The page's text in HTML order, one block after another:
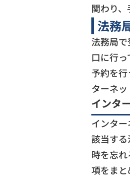
関わり、
法務
法務局
口に行
予約を
ターネ
インタ
インタ
該当す
時を忘
項をまと